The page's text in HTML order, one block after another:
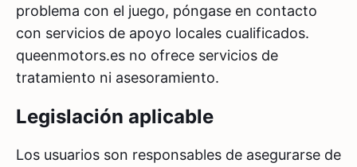
problema con el juego, póngase en contacto
con servicios de apoyo locales cualificados.
queenmotors.es no ofrece servicios de
tratamiento ni asesoramiento.
Legislación aplicable
Los usuarios son responsables de asegurarse de